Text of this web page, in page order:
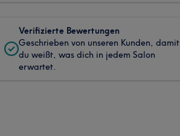
Verifizierte Bewertungen
Geschrieben von unseren Kunden, damit
du weißt, was dich in jedem Salon
erwartet.